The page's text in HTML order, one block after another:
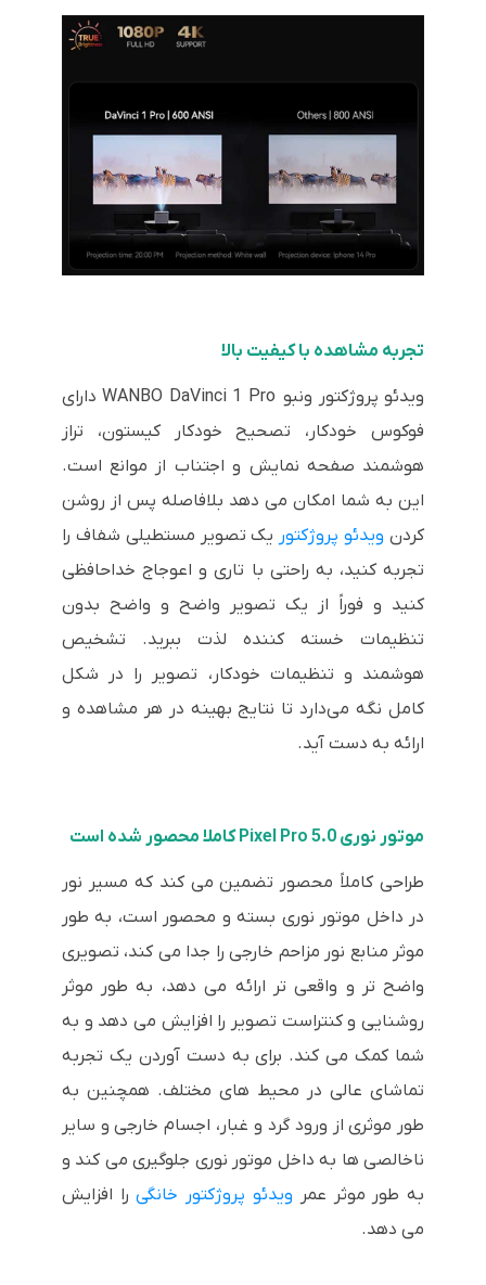
تجربه مشاهده با کیفیت بالا
ویدئو پروژکتور ونبو WANBO DaVinci 1 Pro دارای
فوکوس خودکار، تصحیح خودکار کیستون، تراز
هوشمند صفحه نمایش و اجتناب از موانع است.
این به شما امکان می دهد بلافاصله پس از روشن
کردن ویدئو پروژکتور یک تصویر مستطیلی شفاف را
تجربه کنید، به راحتی با تاری و اعوجاج خداحافظی
کنید و فوراً از یک تصویر واضح و واضح بدون
تنظیمات خسته کننده لذت ببرید. تشخیص
هوشمند و تنظیمات خودکار، تصویر را در شکل
کامل نگه می‌دارد تا نتایج بهینه در هر مشاهده و
ارائه به دست آید.
موتور نوری Pixel Pro 5.0 کاملا محصور شده است
طراحی کاملاً محصور تضمین می کند که مسیر نور
در داخل موتور نوری بسته و محصور است، به طور
موثر منابع نور مزاحم خارجی را جدا می کند، تصویری
واضح تر و واقعی تر ارائه می دهد، به طور موثر
روشنایی و کنتراست تصویر را افزایش می دهد و به
شما کمک می کند. برای به دست آوردن یک تجربه
تماشای عالی در محیط های مختلف. همچنین به
طور موثری از ورود گرد و غبار، اجسام خارجی و سایر
ناخالصی ها به داخل موتور نوری جلوگیری می کند و
به طور موثر عمر ویدئو پروژکتور خانگیرا افزایش
می دهد.